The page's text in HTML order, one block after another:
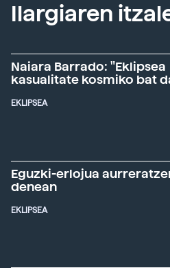
Ilargiaren
Naiara Barrado: "Eklipsea
kasualitate kosmiko bat
EKLIPSEA
Eguzki-erlojua
denean
EKLIPSEA